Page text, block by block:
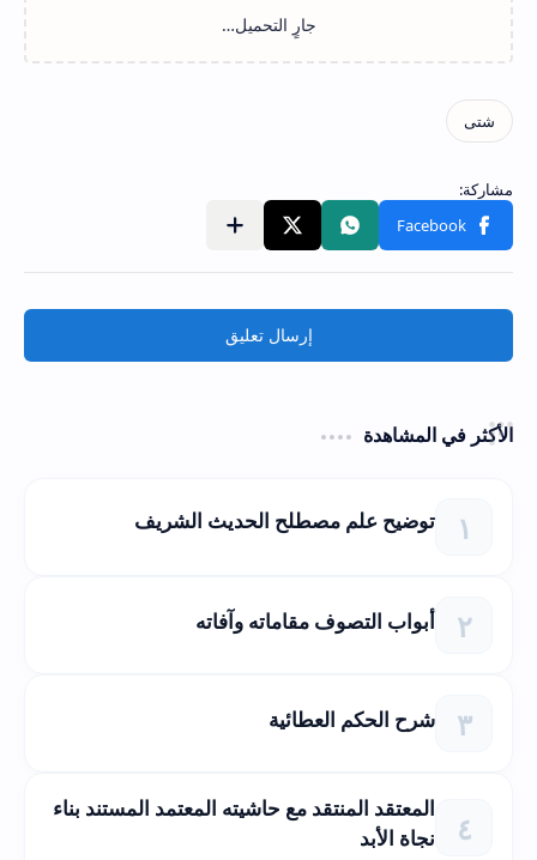
إرسال تعليق
الأكثر في المشاهدة
توضيح علم مصطلح الحديث الشريف
أبواب التصوف مقاماته وآفاته
شرح الحكم العطائية
المعتقد المنتقد مع حاشيته المعتمد المستند بناء
نجاة الأبد